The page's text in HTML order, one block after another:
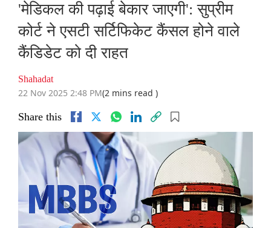
'मेडिकल की पढ़ाई बेकार जाएगी': सुप्रीम
कोर्ट ने एसटी सर्टिफिकेट कैंसल होने वाले
कैंडिडेट को दी राहत
Shahadat
22 Nov 2025 2:48 PM(2 mins read )
Share this